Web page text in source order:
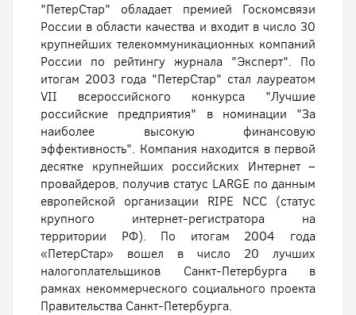
"ПетерСтар" обладает премией Госкомсвязи
России в области качества и входит в число 30
крупнейших телекоммуникационных компаний
России по рейтингу журнала "Эксперт". По
итогам 2003 года "ПетерСтар" стал лауреатом
VII всероссийского конкурса "Лучшие
российские предприятия" в номинации "За
наиболее высокую финансовую
эффективность". Компания находится в первой
десятке крупнейших российских Интернет –
провайдеров, получив статус LARGE по данным
европейской организации RIPE NCC (cтатус
крупного интернет-регистратора на
территории РФ). По итогам 2004 года
«ПетерСтар» вошел в число 20 лучших
налогоплательщиков Санкт-Петербурга в
рамках некоммерческого социального проекта
Правительства Санкт-Петербурга.